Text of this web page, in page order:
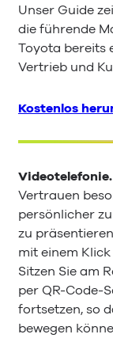
Unser Guide
die führende
Toyota bereits
Vertrieb und
Kostenlos
Videotelefonie.
Vertrauen
persönlicher
zu
mit einem
Sitzen Sie am
per QR-Code-
fortsetzen, so
bewegen